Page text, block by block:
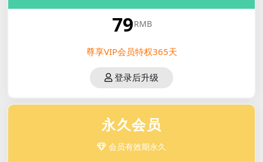
79RMB
尊享VIP会员特权365天
登录后升级
永久会员
会员有效期永久